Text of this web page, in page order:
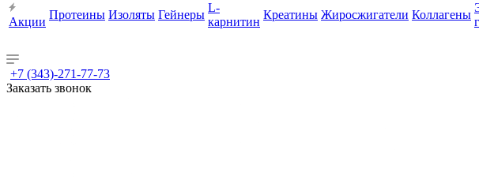
Акции
Протеины Изоляты Гейнеры
L-
карнитин
Креатины Жиросжигатели Коллагены
+7 (343)-271-77-73
Заказать звонок